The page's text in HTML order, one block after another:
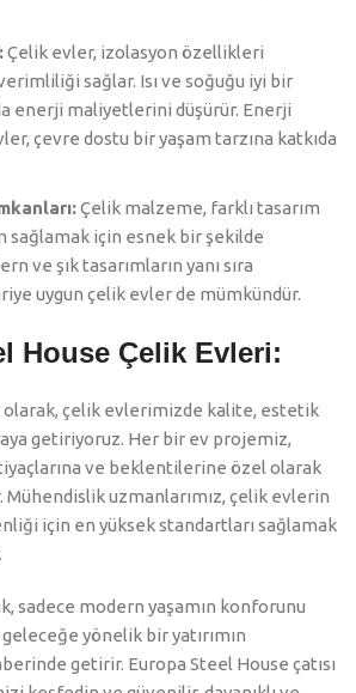
Çelik evler, izolasyon özellikleri
sağlar. Isı ve soğuğu iyi bir
enerji maliyetlerini düşürür. Enerji
çevre dostu bir yaşam tarzına katkıda
Çelik malzeme, farklı tasarım
sağlamak için esnek bir şekilde
ve şık tasarımların yanı sıra
uygun çelik evler de mümkündür.
House Çelik Evleri:
olarak, çelik evlerimizde kalite, estetik
getiriyoruz. Her bir ev projemiz,
ve beklentilerine özel olarak
uzmanlarımız, çelik evlerin
için en yüksek standartları sağlamak
sadece modern yaşamın konforunu
yönelik bir yatırımın
getirir. Europa Steel House çatısı